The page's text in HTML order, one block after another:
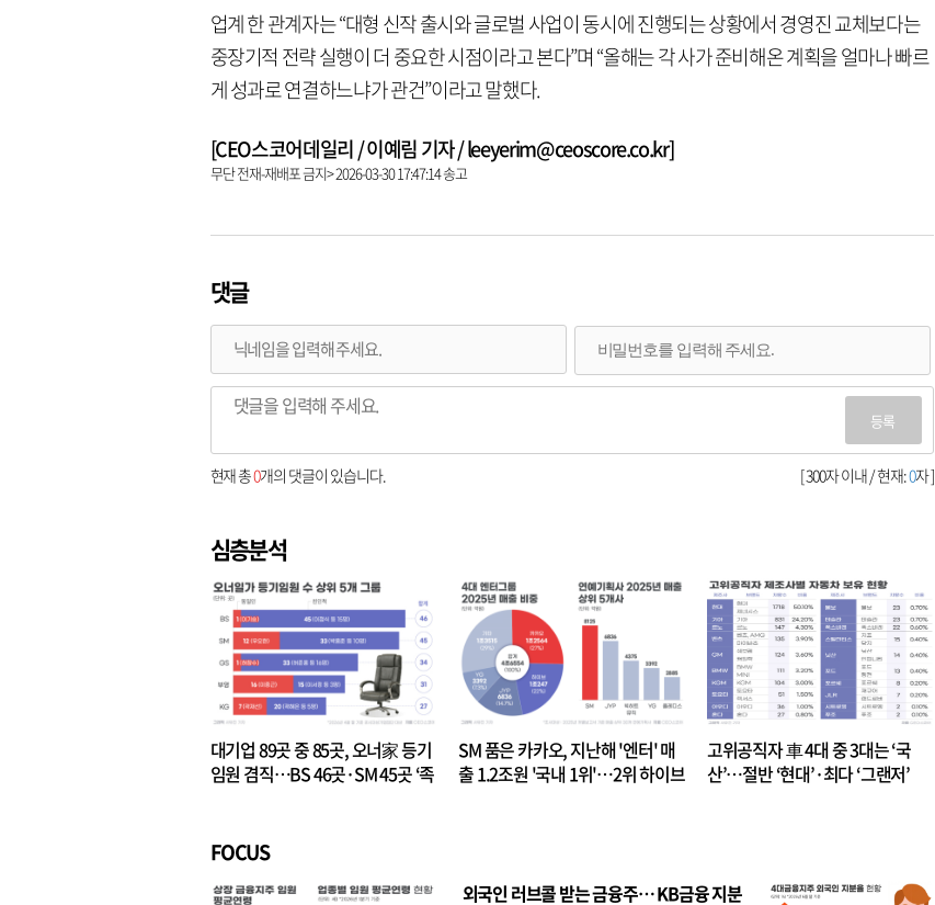
업계 한 관계자는 “대형 신작 출시와 글로벌 사업이 동시에 진행되는 상황에서 경영진 교체보다는
중장기적 전략 실행이 더 중요한 시점이라고 본다”며 “올해는 각 사가 준비해온 계획을 얼마나 빠르
게 성과로 연결하느냐가 관건”이라고 말했다.
[CEO스코어데일리 / 이예림 기자 / leeyerim@ceoscore.co.kr]
무단 전재-재배포 금지> 2026-03-30 17:47:14 송고
댓글
등록
[ 300자 이내 / 현재:0자 ]
현재 총0개의 댓글이 있습니다.
심층분석
대기업 89곳 중 85곳, 오너家 등기
임원 겸직…BS 46곳·SM 45곳 ‘족
SM 품은 카카오, 지난해 '엔터' 매
출 1.2조원 '국내 1위'…2위 하이브
고위공직자 車 4대 중 3대는 ‘국
산’…절반 ‘현대’·최다 ‘그랜저’
FOCUS
외국인 러브콜 받는 금융주… KB금융 지분